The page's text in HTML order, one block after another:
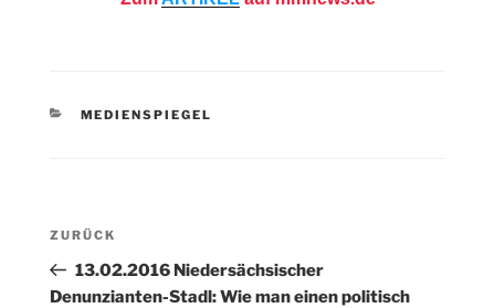
KATEGORIEN
MEDIENSPIEGEL
Beitragsnavigation
Vorheriger
Beitrag
ZURÜCK
13.02.2016 Niedersächsischer
Denunzianten-Stadl: Wie man einen politisch